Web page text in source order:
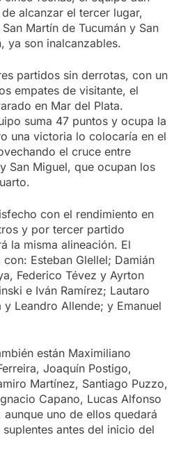
alcanzar el tercer lugar,
Martín de Tucumán y San
ya son inalcanzables.
partidos sin derrotas, con un
empates de visitante, el
en Mar del Plata.
suma 47 puntos y ocupa la
una victoria lo colocaría en el
el cruce entre
San Miguel, que ocupan los
con el rendimiento en
y por tercer partido
la misma alineación. El
Esteban Glellel; Damián
Federico Tévez y Ayrton
e Iván Ramírez; Lautaro
y Leandro Allende; y Emanuel
están Maximiliano
Joaquín Postigo,
Martínez, Santiago Puzzo,
Capano, Lucas Alfonso
aunque uno de ellos quedará
antes del inicio del